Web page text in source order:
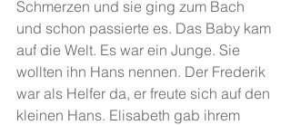
Schmerzen und sie ging zum Bach
und schon passierte es. Das Baby kam
auf die Welt. Es war ein Junge. Sie
wollten ihn Hans nennen. Der Frederik
war als Helfer da, er freute sich auf den
kleinen Hans. Elisabeth gab ihrem